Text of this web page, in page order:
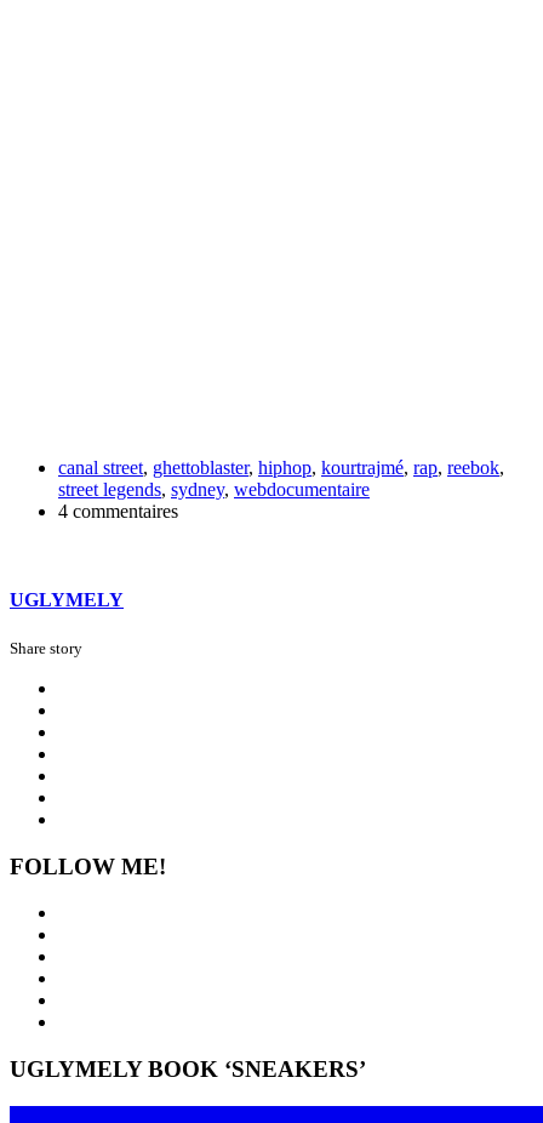
canal street, ghettoblaster, hiphop, kourtrajmé, rap, reebok,
street legends, sydney, webdocumentaire
4 commentaires
UGLYMELY
Share story
FOLLOW ME!
UGLYMELY BOOK ‘SNEAKERS’